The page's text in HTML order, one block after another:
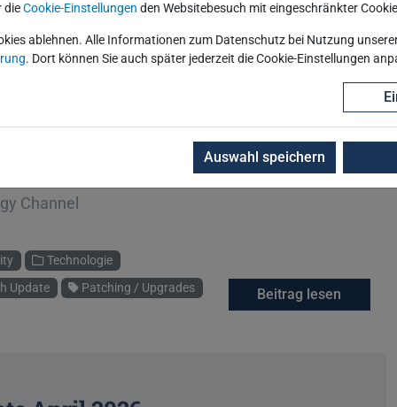
Update für das aktuelle Quartal veröffentlicht.
Patches für die Datenbank.
Channel
Technologie
Update Patching / Upgrades Beitrag lesen
dieCookie-Einstellungen den Websitebesuch mit eingeschränkter
ablehnen. Alle Informationen zum Datenschutz bei Nutzung
. Dort können Sie auch später jederzeit die Cookie-Einstellungen
Auswahl speichern